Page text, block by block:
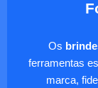
Os
ferramentas
marca,